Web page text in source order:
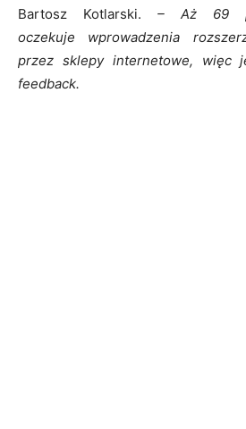
Bartosz Kotlarski. – Aż 69
oczekuje wprowadzenia
przez sklepy internetowe, więc
feedback.